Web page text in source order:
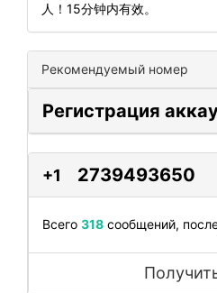
人！15分钟内有效。
Рекомендуемый номер
Регистрация
+1 2739493650
Всего 318 сообщений,